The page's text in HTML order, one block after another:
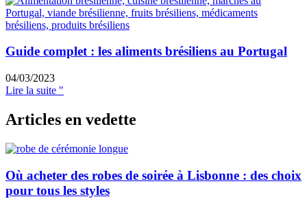
Guide complet : les aliments brésiliens au Portugal
04/03/2023
Lire la suite "
Articles en vedette
Où acheter des robes de soirée à Lisbonne : des choix
pour tous les styles